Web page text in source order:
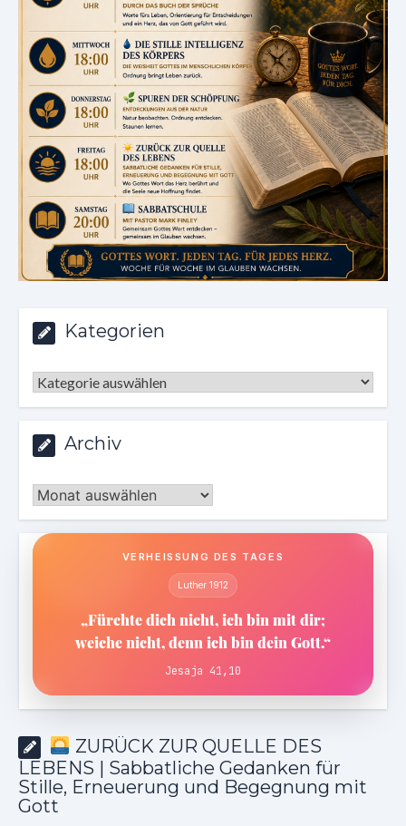
Kategorien
Kategorien
Archiv
Archiv
VERHEISSUNG DES TAGES
Luther 1912
„Fürchte dich nicht, ich bin mit dir;
weiche nicht, denn ich bin dein Gott.“
Jesaja 41,10
ZURÜCK ZUR QUELLE DES
LEBENS | Sabbatliche Gedanken für
Stille, Erneuerung und Begegnung mit
Gott